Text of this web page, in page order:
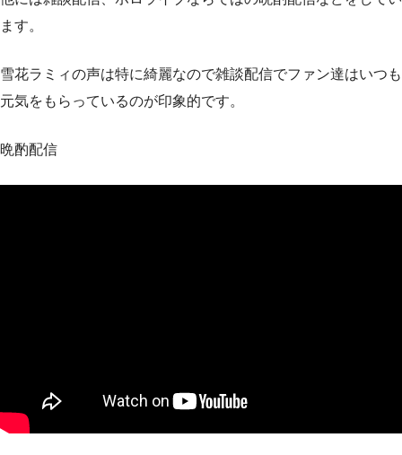
ます。
雪花ラミィの声は特に綺麗なので雑談配信でファン達はいつも
元気をもらっているのが印象的です。
晩酌配信